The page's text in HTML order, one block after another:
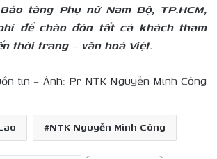
tàng Phụ nữ Nam Bộ, TP.HCM,
để chào đón tất cả khách tham
thời trang – văn hoá Việt.
tin – Ảnh: Pr NTK Nguyễn Minh Công
NTK Nguyễn Minh Công